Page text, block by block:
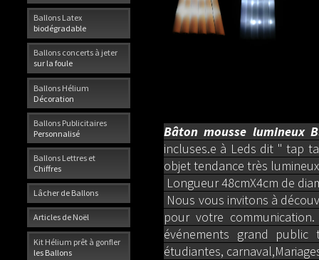
Ballons Latex
biodégradable
Ballons concerts à jeter
sur la foule
Ballons Hélium
Décoration
Ballons Publicitaires
Personnalisé
Ballons Lettres et
Chiffres
Lâcher de Ballons
Articles de Noël
Kit Hélium prêt à gonfler
les Ballons
Bâton mousse lumineux
incluses.e à Leds dit " tap
objet tendance très
Longueur 48cmX4cm de
Nous vous invitons à
pour votre
événements grand
étudiantes,